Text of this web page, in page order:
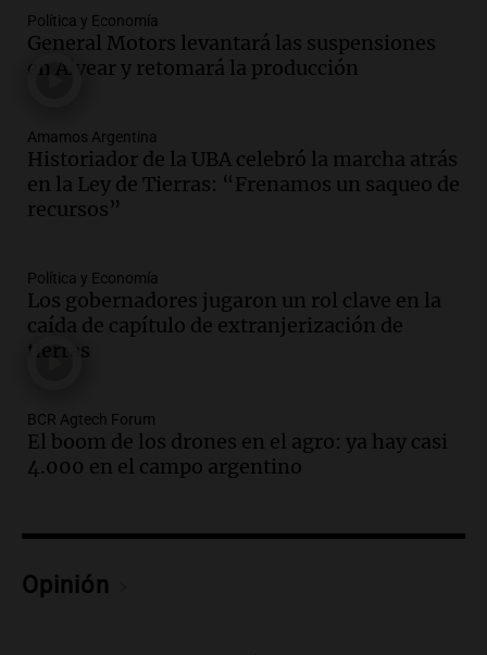
Audio.Ahyre estuvo en el Estudio
Federal Sancor Seguros y adelantó su
nuevo tema a Cadena 3 Rosario.
Audio.Cierre del Paso Internacional
Cristo Redentor por acumulación de
nieve se extiende a 22 días
Panorama Federal
Audio.Estudiantes de Italia realizan
prácticas docentes en Córdoba para
enriquecer su formación educativa
Panorama Federal
colaboración con la municipalidad para
la educación y parques
Panorama Federal
Audio.El papamóvil de Juan Pablo II
historia nacida en Córdoba
Política y Economía
General Motors levantará las suspensiones
en Alvear y retomará la producción
Amamos Argentina
Historiador de la UBA celebró la marcha atrás
en la Ley de Tierras: “Frenamos un saqueo de
recursos”
Política y Economía
Los gobernadores jugaron un rol clave en la
caída de capítulo de extranjerización de
tierras
BCR Agtech Forum
El boom de los drones en el agro: ya hay casi
4.000 en el campo argentino
Opinión